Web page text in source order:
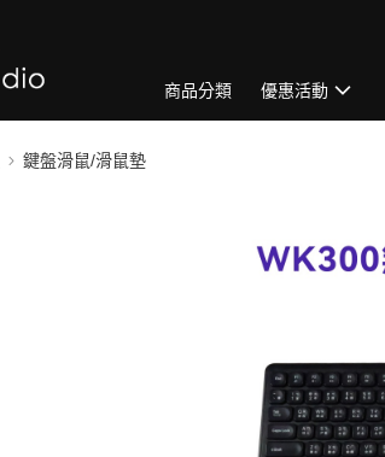
商品分類 優惠活動
鍵盤滑鼠/滑鼠墊